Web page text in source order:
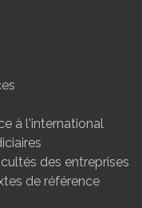
à l'international
des entreprises
de référence